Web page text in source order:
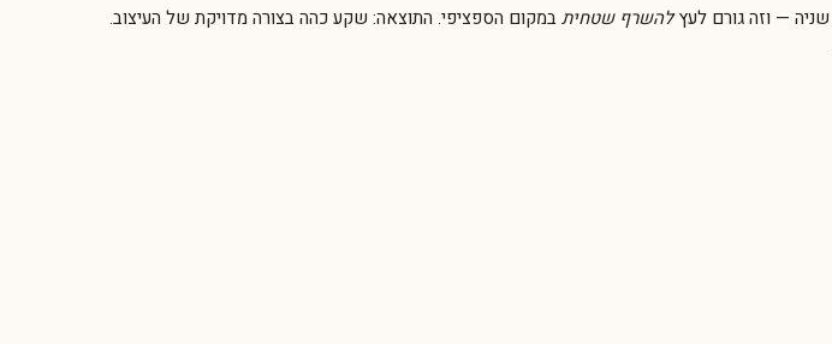
להשרף שטחיתבמקום הספציפי. התוצאה: שקע כהה בצורה מדויקת של העיצוב.